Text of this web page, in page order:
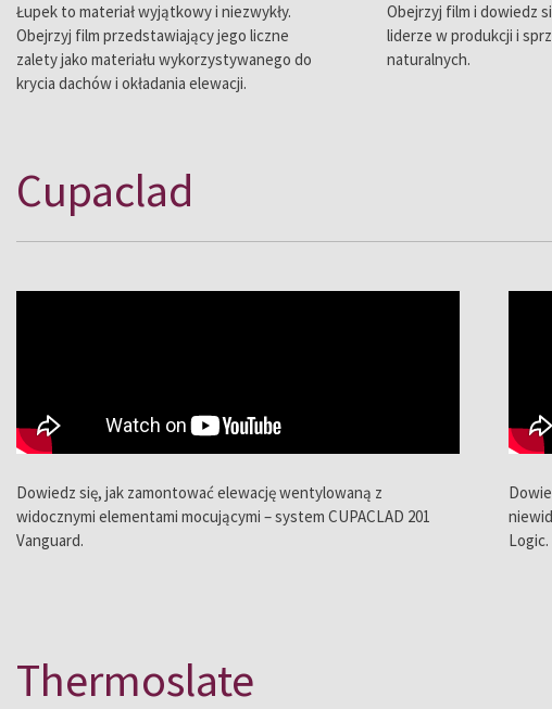
Łupek to materiał wyjątkowy i niezwykły.
Obejrzyj film przedstawiający jego liczne
zalety jako materiału wykorzystywanego do
krycia dachów i okładania elewacji.
Obejrzyj film i dowiedz
liderze w produkcji i
naturalnych.
Cupaclad
Dowiedz się, jak zamontować elewację wentylowaną z
widocznymi elementami mocującymi – system CUPACLAD 201
Vanguard.
Logic.
Thermoslate